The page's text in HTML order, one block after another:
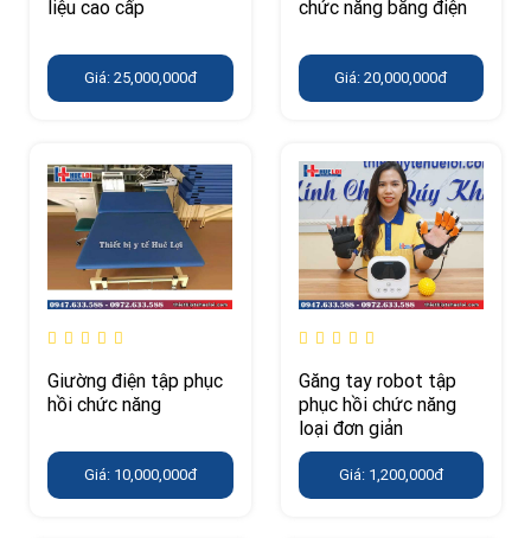
liệu cao cấp
Giá: 25,000,000đ
chức năng bằng điện
Giá: 20,000,000đ
Giường điện tập phục
hồi chức năng
Giá: 10,000,000đ
Găng tay robot tập
phục hồi chức năng
loại đơn giản
Giá: 1,200,000đ